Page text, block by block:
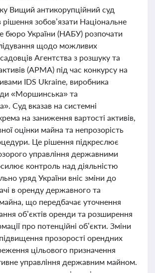
Вищий антикорупційний суд
зобов’язати Національне
бюро України (НАБУ) розпочати
щодо можливих
Агентства з розшуку та
(АРМА) під час конкурсу на
IDS Ukraine, виробника
«Моршинська» та
Суд вказав на системні
на заниження вартості активів,
оцінки майна та непрозорість
Це рішення підкреслює
управління державними
контроль над діяльністю
уряд України вніс зміни до
в оренду державного та
що передбачає уточнення
об’єктів оренди та розширення
про потенційні об’єкти. Зміни
прозорості орендних
цільового призначення
управління державним майном.